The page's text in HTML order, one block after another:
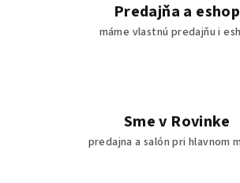
Predajňa a eshop
máme vlastnú predajňu i
Sme v Rovinke
predajna a salón pri hlavnom